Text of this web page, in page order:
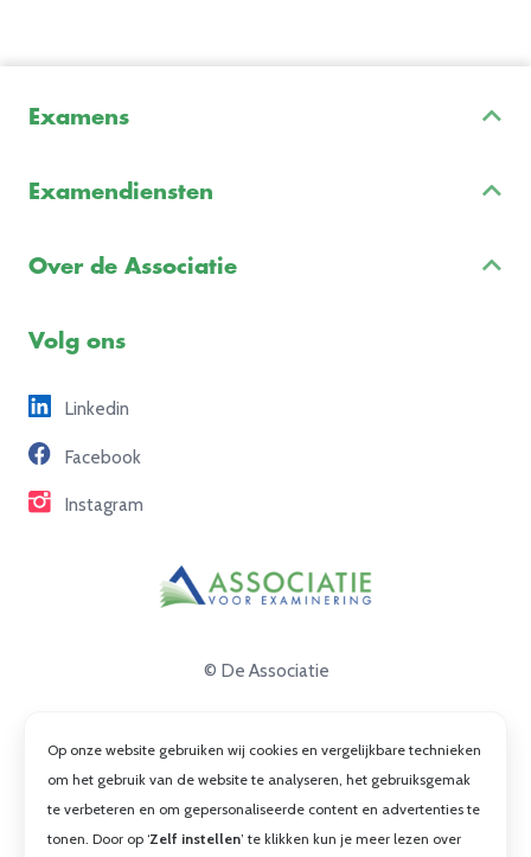
Examens
Examenreglement
Examendiensten
Over de Associatie
Freelance opdrachten
Partners
Contact
Volg ons
Linkedin
Facebook
Instagram
© De Associatie
Cookies
Op onze website gebruiken wij cookies en vergelijkbare technieken
om het gebruik van de website te analyseren, het gebruiksgemak
te verbeteren en om gepersonaliseerde content en advertenties te
tonen. Door op ‘Zelf instellen’ te klikken kun je meer lezen over